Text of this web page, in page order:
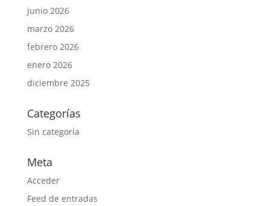
junio 2026
marzo 2026
febrero 2026
enero 2026
diciembre 2025
Categorías
Sin categoría
Meta
Acceder
Feed de entradas